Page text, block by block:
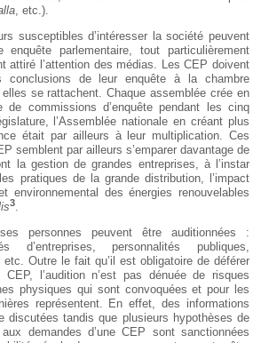
, etc.).
susceptibles d’intéresser la société peuvent
enquête parlementaire, tout particulièrement
attiré l’attention des médias. Les CEP doivent
conclusions de leur enquête à la chambre
se rattachent. Chaque assemblée crée en
de commissions d’enquête pendant les cinq
l’Assemblée nationale en créant plus
était par ailleurs à leur multiplication. Ces
semblent par ailleurs s’emparer davantage de
la gestion de grandes entreprises, à l’instar
pratiques de la grande distribution, l’impact
environnemental des énergies renouvelables
3
personnes peuvent être auditionnées :
d’entreprises, personnalités publiques,
etc. Outre le fait qu’il est obligatoire de déférer
l’audition n’est pas dénuée de risques
physiques qui sont convoquées et pour les
représentent. En effet, des informations
discutées tandis que plusieurs hypothèses de
demandes d’une CEP sont sanctionnées